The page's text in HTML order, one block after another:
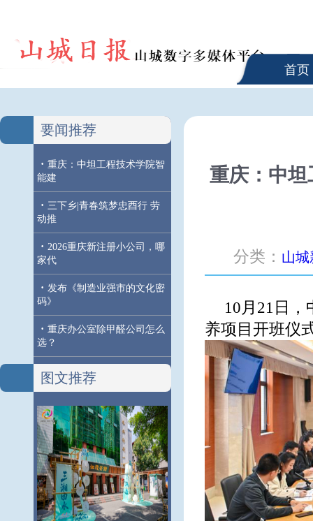
首页
要闻推荐
· 重庆：中坦工程技术学院智
能建
· 三下乡|青春筑梦忠酉行 劳
动推
· 2026重庆新注册小公司，哪
家代
· 发布《制造业强市的文化密
码》
· 重庆办公室除甲醛公司怎么
选？
图文推荐
重庆：中
分类： 山城
10月21日
养项目开班仪